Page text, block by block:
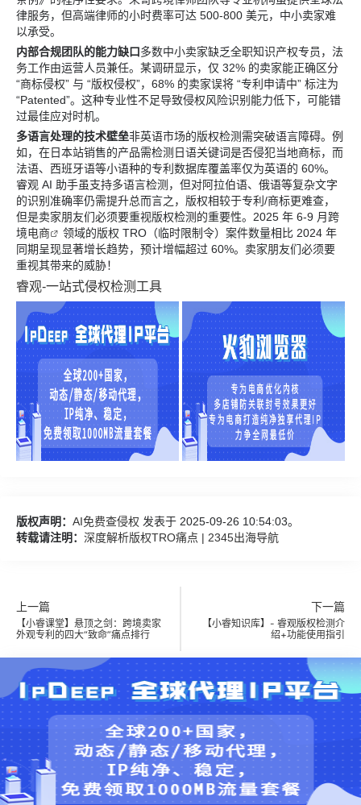
律服务，但高端律师的小时费率可达 500-800 美元，中小卖家难
以承受。
内部合规团队的能力缺口多数中小卖家缺乏全职知识产权专员，法
务工作由运营人员兼任。某调研显示，仅 32% 的卖家能正确区分
“商标侵权” 与 “版权侵权”，68% 的卖家误将 “专利申请中” 标注为
“Patented”。这种专业性不足导致侵权风险识别能力低下，可能错
过最佳应对时机。
多语言处理的技术壁垒非英语市场的版权检测需突破语言障碍。例
如，在日本站销售的产品需检测日语关键词是否侵犯当地商标，而
法语、西班牙语等小语种的专利数据库覆盖率仅为英语的 60%。
睿观 AI 助手虽支持多语言检测，但对阿拉伯语、俄语等复杂文字
的识别准确率仍需提升总而言之，版权相较于专利/商标更难查，
但是卖家朋友们必须要重视版权检测的重要性。2025 年 6-9 月跨
境电商
领域的版权 TRO（临时限制令）案件数量相比 2024 年
同期呈现显著增长趋势，预计增幅超过 60%。卖家朋友们必须要
重视其带来的威胁！
睿观-一站式侵权检测工具
版权声明： AI免费查侵权 发表于 2025-09-26 10:54:03。
转载请注明： 深度解析版权TRO痛点 | 2345出海导航
上一篇
【小睿课堂】悬顶之剑：跨境卖家
外观专利的四大“致命”痛点排行
下一篇
【小睿知识库】- 睿观版权检测介
绍+功能使用指引